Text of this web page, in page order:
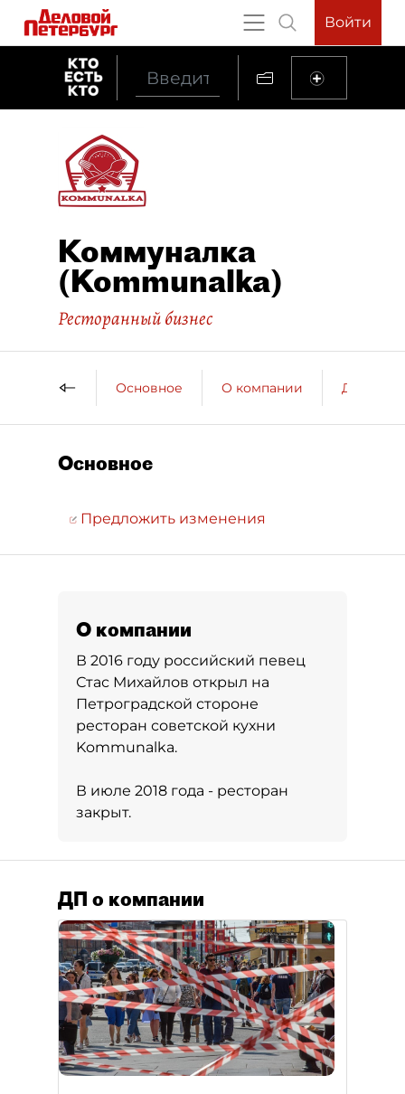
Войти
Коммуналка
(Kommunalka)
Ресторанный бизнес
Основное О компании ДП о
Основное
Предложить изменения
О компании
В 2016 году российский певец
Стас Михайлов открыл на
Петроградской стороне
ресторан советской кухни
Kommunalka.
В июле 2018 года - ресторан
закрыт.
ДП о компании